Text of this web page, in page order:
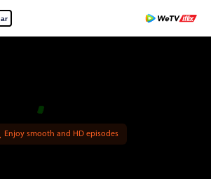
ar
Enjoy smooth and HD episodes